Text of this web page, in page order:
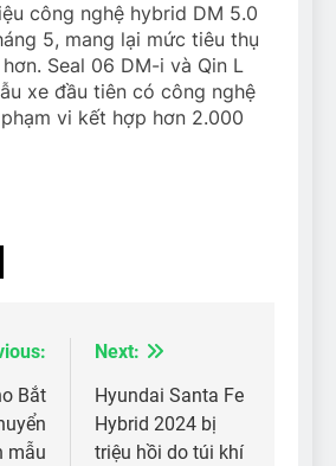
công nghệ hybrid DM 5.0
5, mang lại mức tiêu thụ
Seal 06 DM-i và Qin L
xe đầu tiên có công nghệ
vi kết hợp hơn 2.000
Bắt
mẫu
Next:
Hyundai Santa Fe
Hybrid 2024 bị
triệu hồi do túi khí